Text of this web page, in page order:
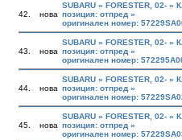
42. нова
SUBARU » FORESTER, 02- »
позиция: отпред »
оригинален номер:
43. нова
SUBARU » FORESTER, 02- »
позиция: отпред »
оригинален номер:
44. нова
SUBARU » FORESTER, 02- »
позиция: отпред »
оригинален номер:
45. нова
SUBARU » FORESTER, 02- »
позиция: отпред »
оригинален номер: